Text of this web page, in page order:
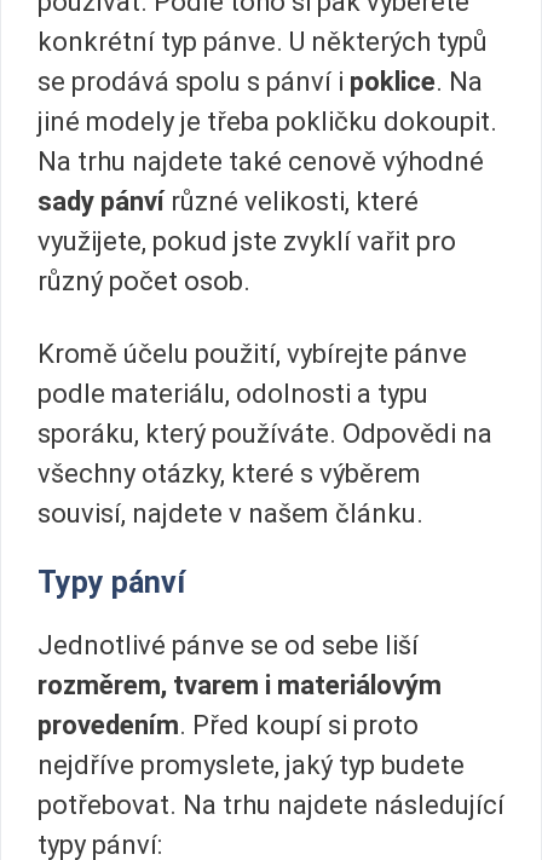
konkrétní typ pánve. U některých typů
se prodává spolu s pánví i poklice. Na
jiné modely je třeba pokličku dokoupit.
Na trhu najdete také cenově výhodné
sady pánví různé velikosti, které
využijete, pokud jste zvyklí vařit pro
různý počet osob.
Kromě účelu použití, vybírejte pánve
podle materiálu, odolnosti a typu
sporáku, který používáte. Odpovědi na
všechny otázky, které s výběrem
souvisí, najdete v našem článku.
Typy pánví
Jednotlivé pánve se od sebe liší
rozměrem, tvarem i materiálovým
provedením. Před koupí si proto
nejdříve promyslete, jaký typ budete
potřebovat. Na trhu najdete následující
typy pánví: